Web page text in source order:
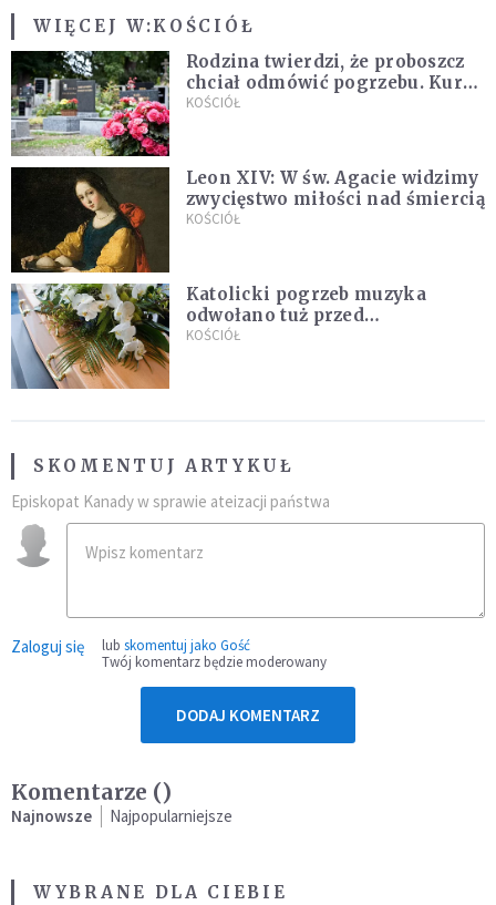
WIĘCEJ W:KOŚCIÓŁ
Rodzina twierdzi, że proboszcz
chciał odmówić pogrzebu. Kuria
zapowiada wyjaśnienia
KOŚCIÓŁ
Leon XIV: W św. Agacie widzimy
zwycięstwo miłości nad śmiercią
KOŚCIÓŁ
Katolicki pogrzeb muzyka
odwołano tuż przed
uroczystością. Powodem była
KOŚCIÓŁ
SKOMENTUJ ARTYKUŁ
Episkopat Kanady w sprawie ateizacji państwa
Zaloguj się lub skomentuj jako Gość
Twój komentarz będzie moderowany
DODAJ KOMENTARZ
Komentarze ()
Najnowsze Najpopularniejsze
WYBRANE DLA CIEBIE